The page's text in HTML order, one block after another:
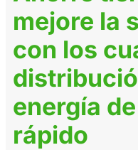
mejore la
con los
energía
rápido